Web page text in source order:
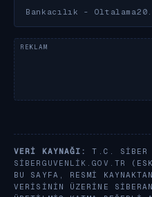
Bankacılık - Oltalama
VERI KAYNAĞI:
T.C. SIBER
SIBERGUVENLIK.GOV.TR
BU SAYFA, RESMI
VERISININ ÜZERINE